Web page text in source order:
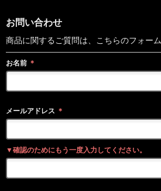
お問い合わせ
商品に関するご質問は、こちらのフォー
お名前 ＊
メールアドレス ＊
▼確認のためにもう一度入力してください。